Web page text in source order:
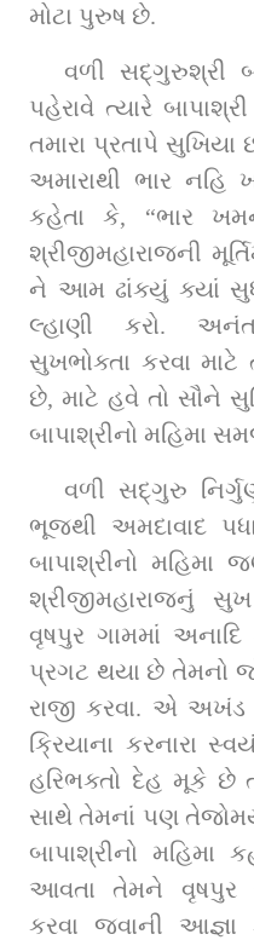
મોટા પુરુષ છે.
વળી સદ્‌ગુરુશ્રી બાપાશ્રીનું પૂજન કરે, હાર
પહેરાવે ત્યારે
તમારા પ્રતાપે
અમારાથી ભાર નહિ
કહેતા કે, “ભાર
શ્રીજીમહારાજની
ને આમ ઢાંક્યું ક્યાં
લ્હાણી કરો.
સુખભોક્તા કરવા માટે
છે, માટે હવે તો સૌને
બાપાશ્રીનો મહિમા
વળી સદ્‌ગુરુ નિર્ગુણદાસજી સ્વામી તો જ્યારે
ભૂજથી અમદાવાદ
બાપાશ્રીનો
શ્રીજીમહારાજનું
વૃષપુર ગામમાં
પ્રગટ થયા છે તેમનો
રાજી કરવા. એ અખંડ
ક્રિયાના કરનારા
હરિભક્તો દેહ મૂકે છે
સાથે તેમનાં પણ
બાપાશ્રીનો મહિમા
આવતા તેમને વૃષપુર
કરવા જવાની આજ્ઞા